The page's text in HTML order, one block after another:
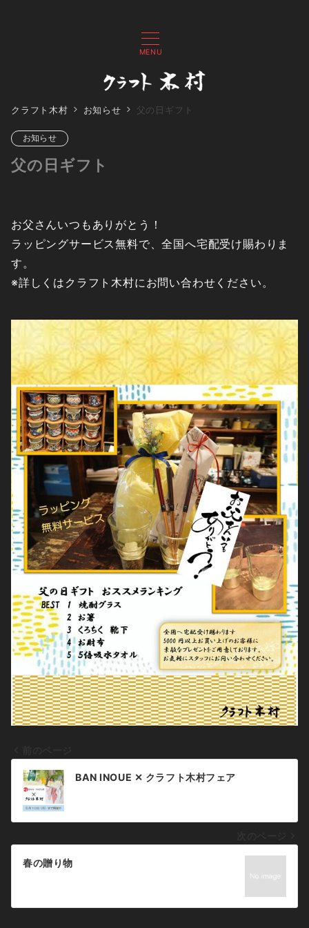
MENU
クラフト木村 お知らせ 父の日ギフト
お知らせ
父の日ギフト
お父さんいつもありがとう！
ラッピングサービス無料で、全国へ宅配受け賜わりま
す。
※詳しくはクラフト木村にお問い合わせください。
投
稿
ナ
ゲ
シ
BAN INOUE ✕ クラフト木村フェア
春の贈り物